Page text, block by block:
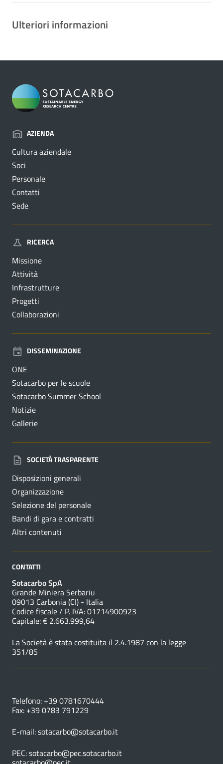
Ulteriori informazioni
AZIENDA
Cultura aziendale
Soci
Personale
Contatti
Sede
RICERCA
Missione
Attività
Infrastrutture
Progetti
Collaborazioni
DISSEMINAZIONE
ONE
Sotacarbo per le scuole
Sotacarbo Summer School
Notizie
Gallerie
SOCIETÀ TRASPARENTE
Disposizioni generali
Organizzazione
Selezione del personale
Bandi di gara e contratti
Altri contenuti
CONTATTI
Sotacarbo SpA
Grande Miniera Serbariu
09013 Carbonia (CI) - Italia
Codice fiscale / P. IVA: 01714900923
Capitale: € 2.663.999,64
La Società è stata costituita il 2.4.1987 con la legge
351/85
Telefono: +39 0781670444
Fax: +39 0783 791229
E-mail:sotacarbo@sotacarbo.it
PEC:sotacarbo@pec.sotacarbo.it